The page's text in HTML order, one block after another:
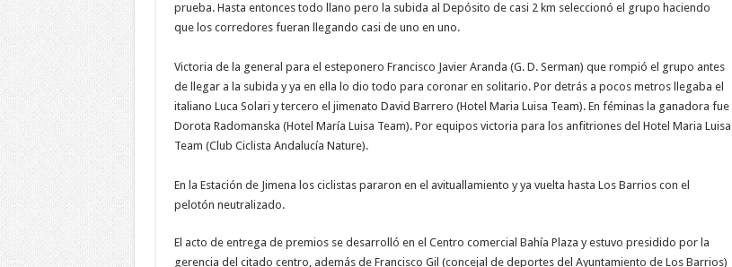
prueba. Hasta entonces todo llano pero la subida al Depósito de casi 2 km seleccionó el grupo haciendo
que los corredores fueran llegando casi de uno en uno.
Victoria de la general para el esteponero Francisco Javier Aranda (G. D. Serman) que rompió el grupo antes
de llegar a la subida y ya en ella lo dio todo para coronar en solitario. Por detrás a pocos metros llegaba el
italiano Luca Solari y tercero el jimenato David Barrero (Hotel Maria Luisa Team). En féminas la ganadora fue
Dorota Radomanska (Hotel María Luisa Team). Por equipos victoria para los anfitriones del Hotel Maria Luisa
Team (Club Ciclista Andalucía Nature).
En la Estación de Jimena los ciclistas pararon en el avituallamiento y ya vuelta hasta Los Barrios con el
pelotón neutralizado.
El acto de entrega de premios se desarrolló en el Centro comercial Bahía Plaza y estuvo presidido por la
gerencia del citado centro, además de Francisco Gil (concejal de deportes del Ayuntamiento de Los Barrios)